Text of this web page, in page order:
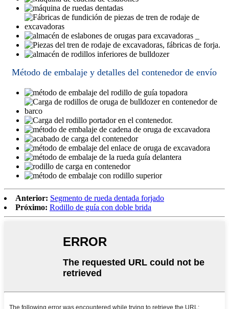
Método de embalaje y detalles del contenedor de envío
Anterior: Segmento de rueda dentada forjado
Próximo: Rodillo de guía con doble brida